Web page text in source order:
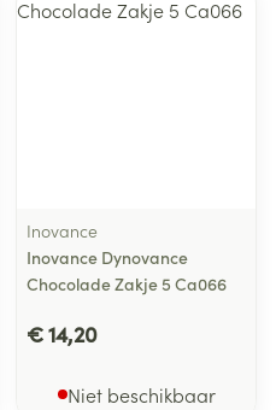
Inovance
Inovance Dynovance
Chocolade Zakje 5 Ca066
€ 14,20
Niet beschikbaar